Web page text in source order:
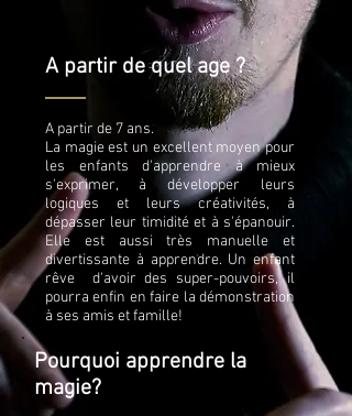
A partir de quel age ?
A partir de 7 ans.
La magie est un excellent moyen pour
les enfants d'apprendre à mieux
s'exprimer, à développer leurs
logiques et leurs créativités, à
dépasser leur timidité et à s'épanouir.
Elle est aussi très manuelle et
divertissante à apprendre. Un enfant
rêve d'avoir des super-pouvoirs, il
pourra enfin en faire la démonstration
à ses amis et famille!
Pourquoi apprendre la
magie?